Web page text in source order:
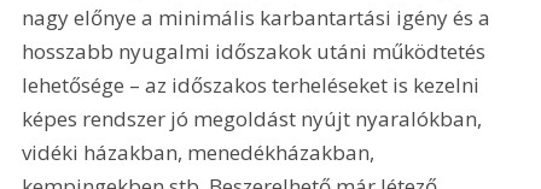
nagy előnye a minimális karbantartási igény és a
hosszabb nyugalmi időszakok utáni működtetés
lehetősége – az időszakos terheléseket is kezelni
képes rendszer jó megoldást nyújt nyaralókban,
vidéki házakban, menedékházakban,